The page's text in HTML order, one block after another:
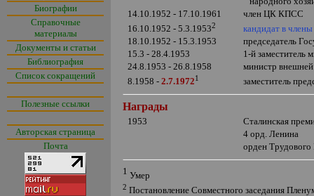
Биографии
Справочные
материалы
Документы и статьи
Библиография
Список сокращений
Полезные ссылки
Авторская страница
Почта
14.10.1952 - 17.10.1961
член ЦК КПСС
16.10.1952 - 5.3.19532
кандидат в
18.10.1952 - 15.3.1953
председатель
15.3 - 28.4.1953
1-й заместитель
24.8.1953 - 26.8.1958
министр
8.1958 - 2.7.19721 заместитель
Награды
1953
Сталинская
4 орд. Ленина
орден
1 Умер
2 Постановление Совместного заседания